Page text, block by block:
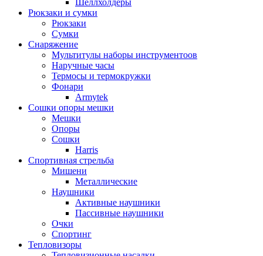
Шеллхолдеры
Рюкзаки и сумки
Рюкзаки
Сумки
Снаряжение
Мультитулы наборы инструментоов
Наручные часы
Термосы и термокружки
Фонари
Armytek
Сошки опоры мешки
Мешки
Опоры
Сошки
Harris
Спортивная стрельба
Мишени
Металлические
Наушники
Активные наушники
Пассивные наушники
Очки
Спортинг
Тепловизоры